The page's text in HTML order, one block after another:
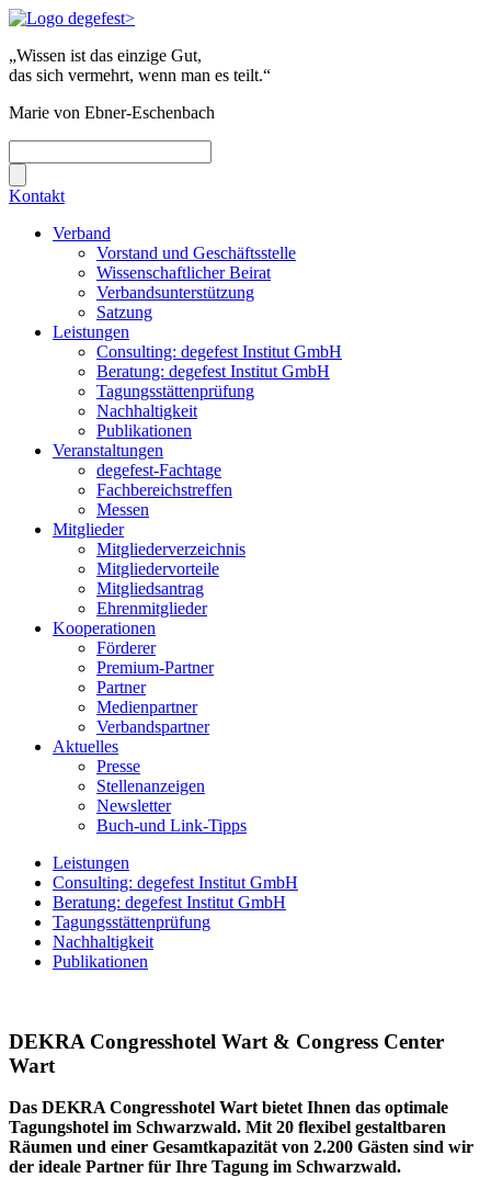
„Wissen ist das einzige Gut,
das sich vermehrt, wenn man es teilt.“
Marie von Ebner-Eschenbach
Kontakt
Verband
Vorstand und Geschäftsstelle
Wissenschaftlicher Beirat
Verbandsunterstützung
Satzung
Leistungen
Consulting: degefest Institut GmbH
Beratung: degefest Institut GmbH
Tagungsstättenprüfung
Nachhaltigkeit
Publikationen
Veranstaltungen
degefest-Fachtage
Fachbereichstreffen
Messen
Mitglieder
Mitgliederverzeichnis
Mitgliedervorteile
Mitgliedsantrag
Ehrenmitglieder
Kooperationen
Förderer
Premium-Partner
Partner
Medienpartner
Verbandspartner
Aktuelles
Presse
Stellenanzeigen
Newsletter
Buch-und Link-Tipps
Leistungen
Consulting: degefest Institut GmbH
Beratung: degefest Institut GmbH
Tagungsstättenprüfung
Nachhaltigkeit
Publikationen
DEKRA Congresshotel Wart & Congress Center
Wart
Das DEKRA Congresshotel Wart bietet Ihnen das optimale
Tagungshotel im Schwarzwald. Mit 20 flexibel gestaltbaren
Räumen und einer Gesamtkapazität von 2.200 Gästen sind wir
der ideale Partner für Ihre Tagung im Schwarzwald.